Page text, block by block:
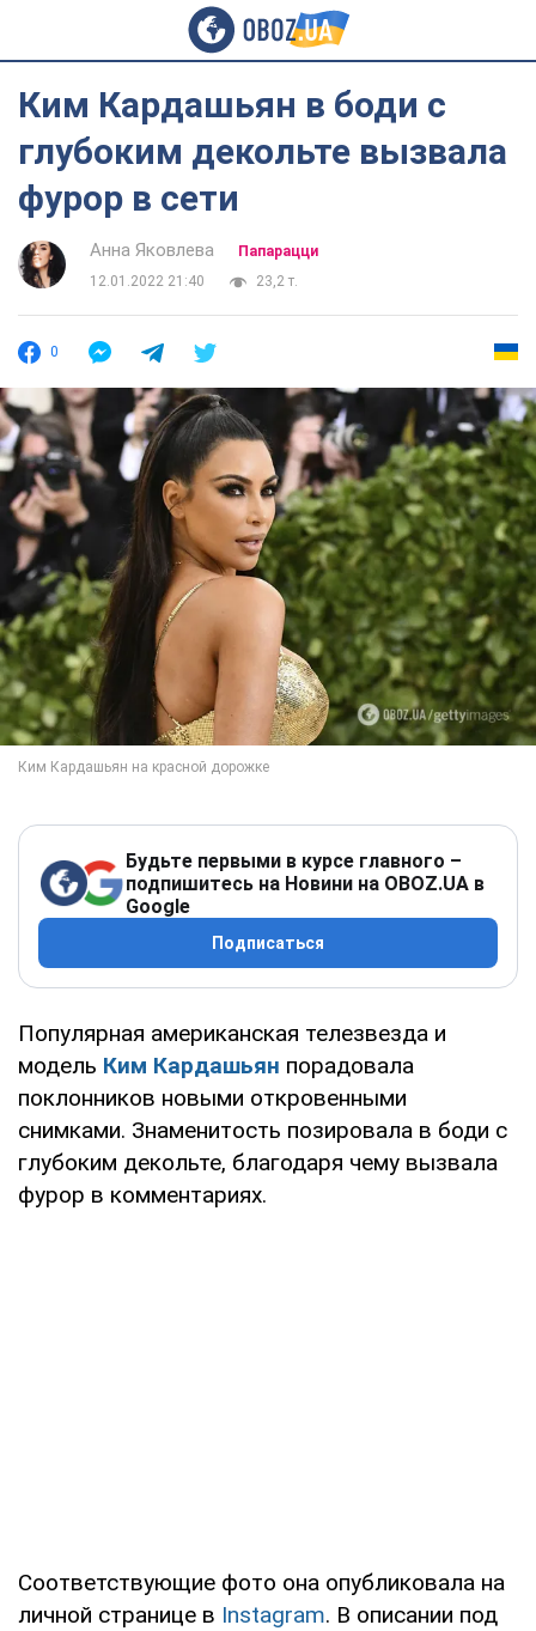
Ким Кардашьян в боди с
глубоким декольте вызвала
фурор в сети
Анна Яковлева
Папарацци
12.01.2022 21:40
23,2 т.
0
Будьте первыми в курсе главного –
подпишитесь на Новини на OBOZ.UA в
Google
Подписаться
Популярная американская телезвезда и
модель Ким Кардашьян порадовала
поклонников новыми откровенными
снимками. Знаменитость позировала в боди с
глубоким декольте, благодаря чему вызвала
фурор в комментариях.
Соответствующие фото она опубликовала на
личной странице в Instagram. В описании под